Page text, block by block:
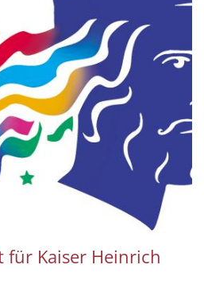
für Kaiser Heinrich